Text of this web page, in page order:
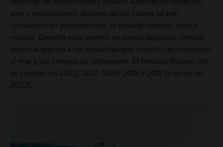
arte y exposiciones, algunas de las cuales se han
convertido en permanentes, el festival también ofrece
música. Durante este evento se puede degustar comida
especial gracias a las maravillas que ofrecen las montañas,
el mar y los campos de Ishinomaki. El Festival Reborn-Art
se celebró en 2022, 2021, 2019, 2018 y 2017 (a fecha de
2022).